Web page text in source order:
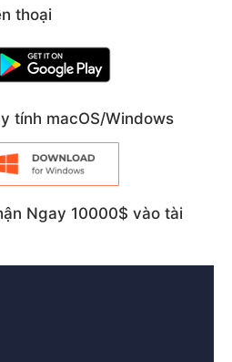
thoại
tính macOS/Windows
Ngay 10000$ vào tài